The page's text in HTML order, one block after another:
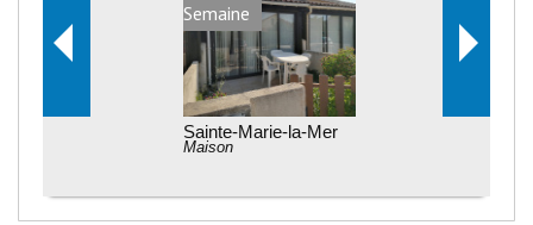
Semaine
Sainte-Marie-la-Mer
Maison